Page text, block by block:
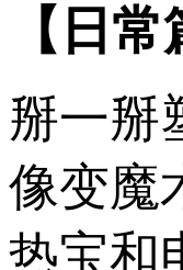
【日
掰一掰
像变魔
热宝和